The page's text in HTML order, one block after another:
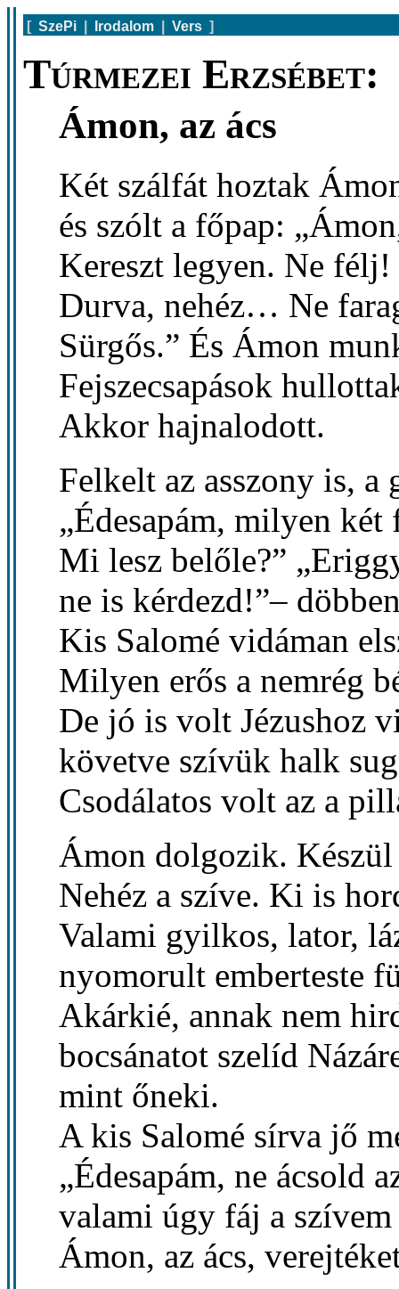
[ SzePi Irodalom Vers ]
Túrmezei Erzsébet:
Ámon, az ács
Két szálfát hoztak
és szólt a főpap:
Kereszt legyen. Ne félj!
Durva, nehéz… Ne
Sürgős.” És Ámon
Fejszecsapások
Akkor hajnalodott.
Felkelt az asszony is, a
„Édesapám, milyen két
Mi lesz belőle?”
ne is kérdezd!”–
Kis Salomé vidáman
Milyen erős a nemrég
De jó is volt Jézushoz
követve szívük halk
Csodálatos volt az a
Ámon dolgozik. Készül
Nehéz a szíve. Ki is
Valami gyilkos, lator,
nyomorult emberteste
Akárkié, annak nem
bocsánatot szelíd
mint őneki.
A kis Salomé sírva jő
„Édesapám, ne ácsold
valami úgy fáj a
Ámon, az ács,